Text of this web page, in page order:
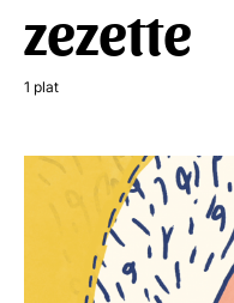
zezette
1 plat